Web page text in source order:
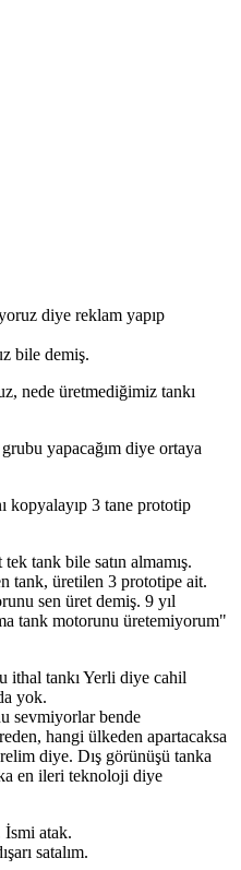
diye reklam yapıp
bile demiş.
nede üretmediğimiz tankı
yapacağım diye ortaya
kopyalayıp 3 tane prototip
tank bile satın almamış.
tank, üretilen 3 prototipe ait.
sen üret demiş. 9 yıl
tank motorunu üretemiyorum"
ithal tankı Yerli diye cahil
yok.
sevmiyorlar bende
hangi ülkeden apartacaksa
diye. Dış görünüşü tanka
en ileri teknoloji diye
İsmi atak.
satalım.